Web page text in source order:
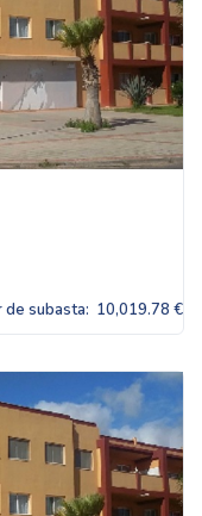
de subasta: 10,019.78 €